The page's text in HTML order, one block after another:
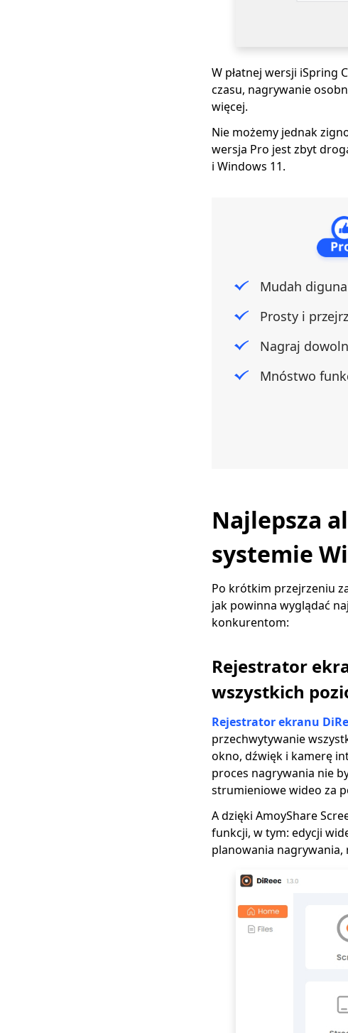
W płatnej wersji iSpring
czasu, nagrywanie
więcej.
Nie możemy jednak
wersja Pro jest zbyt
i Windows 11.
Mudah
Prosty i
Nagraj
Mnóstwo
Najlepsza
systemie
Po krótkim przejrzeniu
jak powinna wyglądać
konkurentom:
Rejestrator
wszystkich
Rejestrator ekranu
przechwytywanie
okno, dźwięk i kamerę
proces nagrywania nie
strumieniowe wideo za
A dzięki AmoyShare
funkcji, w tym: edycji
planowania